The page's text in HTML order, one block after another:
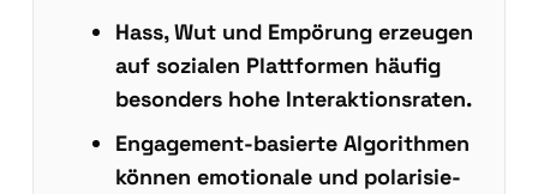
Hass, Wut und Empö­rung erzeu­gen
auf sozia­len Platt­for­men häu­fig
beson­ders hohe Inter­ak­ti­ons­ra­ten.
Enga­ge­ment-basier­te Algo­rith­men
kön­nen emo­tio­na­le und pola­ri­sie­